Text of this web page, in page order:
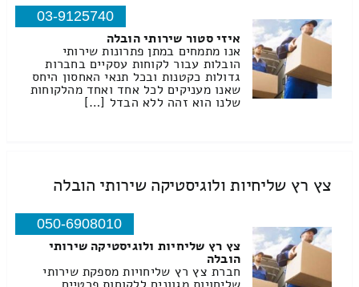
03-9125740
איזי סטור שירותי הובלה
אנו מתמחים במתן פתרונות שירותי
הובלות עבור לקוחות עסקיים בחברות
גדולות כקטנות ובכל תנאי האחסון היחס
שאנו מעניקים לכל אחד ואחד מהלקוחות
שלנו הוא זהה ללא הבדל […]
צץ רץ שליחיות ולוגיסטיקה שירותי הובלה
050-6908010
צץ רץ שליחיות ולוגיסטיקה שירותי
הובלה
חברת צץ רץ שליחויות מספקת שירותי